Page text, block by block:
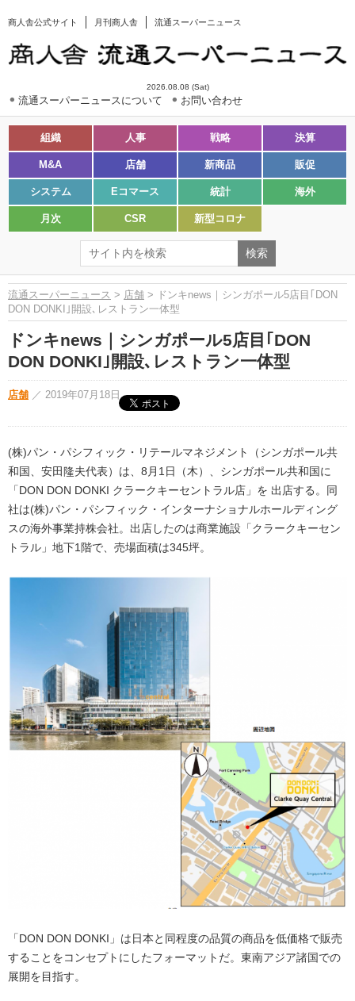
商人舎公式サイト 月刊商人舎 流通スーパーニュース
2026.08.08 (Sat)
流通スーパーニュースについて お問い合わせ
組織 人事 戦略 決算
M&A 店舗 新商品 販促
システム Eコマース 統計 海外
月次 CSR 新型コロナ
流通スーパーニュース > 店舗 > ドンキnews｜シンガポール5店目｢DON
DON DONKI｣開設､レストラン一体型
ドンキnews｜シンガポール5店目｢DON
DON DONKI｣開設､レストラン一体型
店舗 ／ 2019年07月18日
(株)パン・パシフィック・リテールマネジメント（シンガポール共
和国、安田隆夫代表）は、8月1日（木）、シンガポール共和国に
「DON DON DONKI クラークキーセントラル店」を 出店する。同
社は(株)パン・パシフィック・インターナショナルホールディング
スの海外事業持株会社。出店したのは商業施設「クラークキーセン
トラル」地下1階で、売場面積は345坪。
「DON DON DONKI」は日本と同程度の品質の商品を低価格で販売
することをコンセプトにしたフォーマットだ。東南アジア諸国での
展開を目指す。